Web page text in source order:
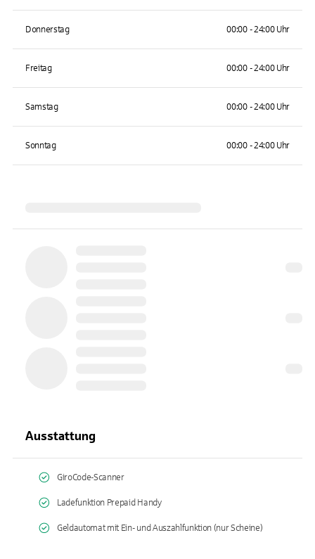
Donnerstag 00:00 - 24:00 Uhr
Freitag 00:00 - 24:00 Uhr
Samstag 00:00 - 24:00 Uhr
Sonntag 00:00 - 24:00 Uhr
Ausstattung
GiroCode-Scanner
Ladefunktion Prepaid Handy
Geldautomat mit Ein- und Auszahlfunktion (nur Scheine)